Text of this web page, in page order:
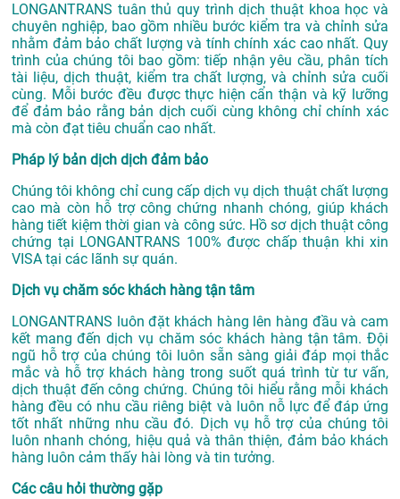
LONGANTRANS tuân thủ quy trình dịch thuật khoa học và
chuyên nghiệp, bao gồm nhiều bước kiểm tra và chỉnh sửa
nhằm đảm bảo chất lượng và tính chính xác cao nhất. Quy
trình của chúng tôi bao gồm: tiếp nhận yêu cầu, phân tích
tài liệu, dịch thuật, kiểm tra chất lượng, và chỉnh sửa cuối
cùng. Mỗi bước đều được thực hiện cẩn thận và kỹ lưỡng
để đảm bảo rằng bản dịch cuối cùng không chỉ chính xác
mà còn đạt tiêu chuẩn cao nhất.
Pháp lý bản dịch dịch đảm bảo
Chúng tôi không chỉ cung cấp dịch vụ dịch thuật chất lượng
cao mà còn hỗ trợ công chứng nhanh chóng, giúp khách
hàng tiết kiệm thời gian và công sức. Hồ sơ dịch thuật công
chứng tại LONGANTRANS 100% được chấp thuận khi xin
VISA tại các lãnh sự quán.
Dịch vụ chăm sóc khách hàng tận tâm
LONGANTRANS luôn đặt khách hàng lên hàng đầu và cam
kết mang đến dịch vụ chăm sóc khách hàng tận tâm. Đội
ngũ hỗ trợ của chúng tôi luôn sẵn sàng giải đáp mọi thắc
mắc và hỗ trợ khách hàng trong suốt quá trình từ tư vấn,
dịch thuật đến công chứng. Chúng tôi hiểu rằng mỗi khách
hàng đều có nhu cầu riêng biệt và luôn nỗ lực để đáp ứng
tốt nhất những nhu cầu đó. Dịch vụ hỗ trợ của chúng tôi
luôn nhanh chóng, hiệu quả và thân thiện, đảm bảo khách
hàng luôn cảm thấy hài lòng và tin tưởng.
Các câu hỏi thường gặp